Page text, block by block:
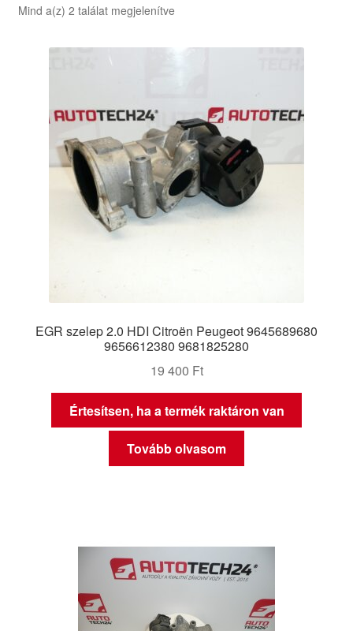
Mind a(z) 2 találat megjelenítveSorted
latest
EGR szelep 2.0 HDI Citroën Peugeot 9645689680
9656612380 9681825280
19 400 Ft
Értesítsen, ha a termék raktáron van
Tovább olvasom